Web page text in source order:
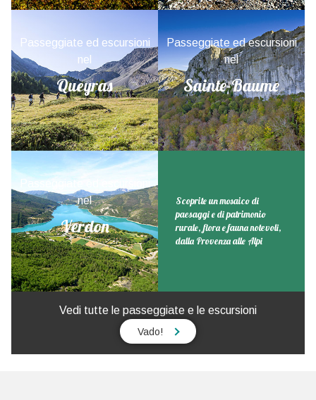
Vedi tutte le passeggiate e le escursioni
Vado!
Passeggiate ed escursioni
nel
Queyras
Passeggiate ed escursioni
nel
Sainte-Baume
Passeggiate ed escursioni
nel
Verdon
Scoprite un mosaico di
paesaggi e di patrimonio
rurale, flora e fauna notevoli,
dalla Provenza alle Alpi